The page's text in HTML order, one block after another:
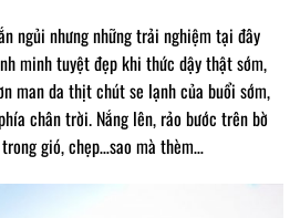
ngủi nhưng những trải nghiệm tại đây
minh tuyệt đẹp khi thức dậy thật sớm,
man da thịt chút se lạnh của buổi sớm,
chân trời. Nắng lên, rảo bước trên bờ
gió, chẹp…sao mà thèm…